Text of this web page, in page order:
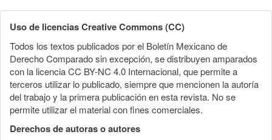
Uso de licencias Creative Commons (CC)
Todos los textos publicados por el Boletín Mexicano de
Derecho Comparado sin excepción, se distribuyen amparados
con la licencia CC BY-NC 4.0 Internacional, que permite a
terceros utilizar lo publicado, siempre que mencionen la autoría
del trabajo y la primera publicación en esta revista. No se
permite utilizar el material con fines comerciales.
Derechos de autoras o autores